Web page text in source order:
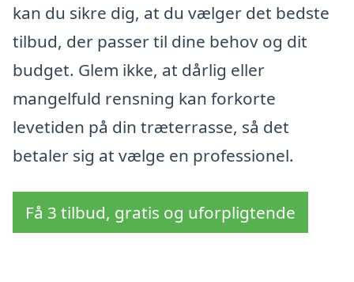
kan du sikre dig, at du vælger det bedste
tilbud, der passer til dine behov og dit
budget. Glem ikke, at dårlig eller
mangelfuld rensning kan forkorte
levetiden på din træterrasse, så det
betaler sig at vælge en professionel.
Få 3 tilbud, gratis og uforpligtende